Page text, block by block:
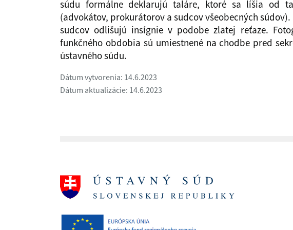
súdu formálne deklarujú taláre, ktoré sa líšia od
(advokátov, prokurátorov a sudcov všeobecných
sudcov odlišujú insígnie v podobe zlatej reťaze.
funkčného obdobia sú umiestnené na chodbe pred
ústavného súdu.
Dátum vytvorenia: 14.6.2023
Dátum aktualizácie: 14.6.2023